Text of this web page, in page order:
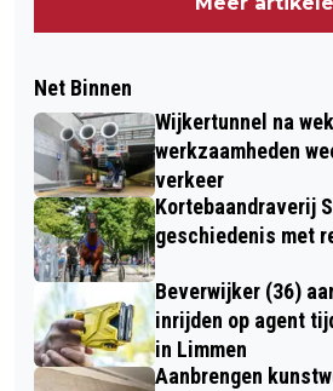
Net Binnen
Wijkertunnel na
werkzaamheden
verkeer
Kortebaandraverij
geschiedenis met
Beverwijker (36)
inrijden op agent
in Limmen
Aanbrengen